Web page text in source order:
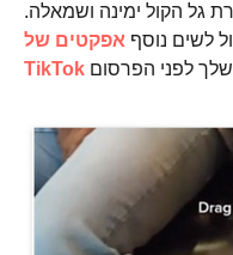
גל הקול ימינה ושמאלה.
לשים נוסף אפקטים של
TikTok